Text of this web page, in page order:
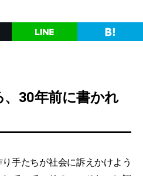
30年前に書かれ
手たちが社会に訴えかけよう